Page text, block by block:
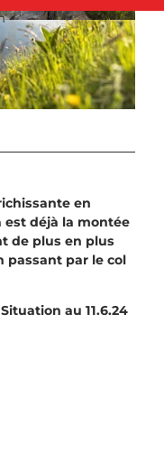
Disentis Sedrun, Sedrun Di
sentis Tourismus
en
est déjà la montée
de plus en plus
passant par le col
au 11.6.24